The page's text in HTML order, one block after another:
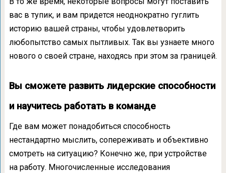
вас в тупик, и вам придется неоднократно гуглить
историю вашей страны, чтобы удовлетворить
любопытство самых пытливых. Так вы узнаете много
нового о своей стране, находясь при этом за границей.
Вы сможете развить лидерские способности
и научитесь работать в команде
Где вам может понадобиться способность
нестандартно мыслить, сопереживать и объективно
смотреть на ситуацию? Конечно же, при устройстве
на работу. Многочисленные исследования